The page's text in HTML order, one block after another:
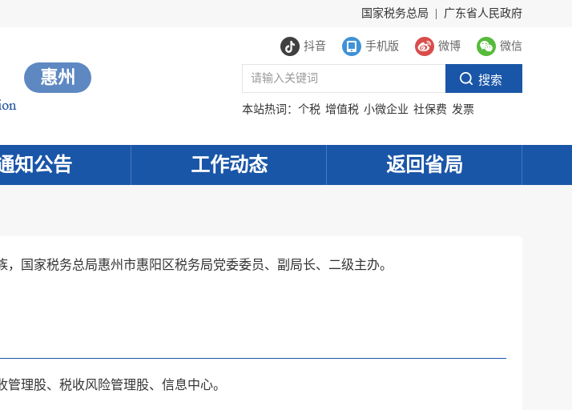
国家税务总局 广东省人民政府
抖音 手机版 微博 微信
惠州
本站热词： 个税 增值税 小微企业 社保费 发票
知公告 工作动态 返回省局
，国家税务总局惠州市惠阳区税务局党委委员、副局长、二级主办。
管理股、税收风险管理股、信息中心。